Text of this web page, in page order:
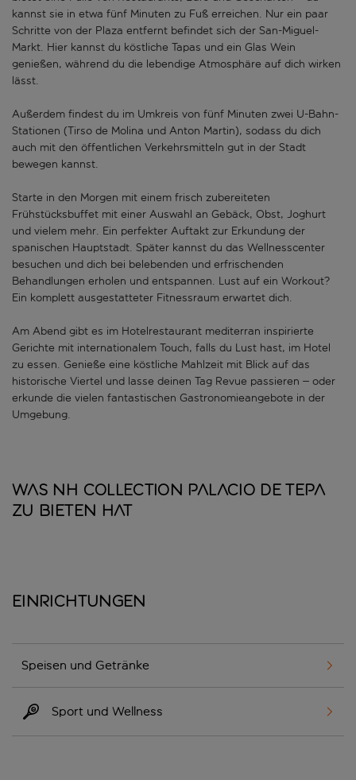
kannst sie in etwa fünf Minuten zu Fuß erreichen. Nur ein paar
Schritte von der Plaza entfernt befindet sich der San-Miguel-
Markt. Hier kannst du köstliche Tapas und ein Glas Wein
genießen, während du die lebendige Atmosphäre auf dich wirken
lässt.
Außerdem findest du im Umkreis von fünf Minuten zwei U-Bahn-
Stationen (Tirso de Molina und Anton Martin), sodass du dich
auch mit den öffentlichen Verkehrsmitteln gut in der Stadt
bewegen kannst.
Starte in den Morgen mit einem frisch zubereiteten
Frühstücksbuffet mit einer Auswahl an Gebäck, Obst, Joghurt
und vielem mehr. Ein perfekter Auftakt zur Erkundung der
spanischen Hauptstadt. Später kannst du das Wellnesscenter
besuchen und dich bei belebenden und erfrischenden
Behandlungen erholen und entspannen. Lust auf ein Workout?
Ein komplett ausgestatteter Fitnessraum erwartet dich.
Am Abend gibt es im Hotelrestaurant mediterran inspirierte
Gerichte mit internationalem Touch, falls du Lust hast, im Hotel
zu essen. Genieße eine köstliche Mahlzeit mit Blick auf das
historische Viertel und lasse deinen Tag Revue passieren – oder
erkunde die vielen fantastischen Gastronomieangebote in der
Umgebung.
Was NH Collection Palacio de Tepa
zu bieten hat
Einrichtungen
Speisen und Getränke
Sport und Wellness